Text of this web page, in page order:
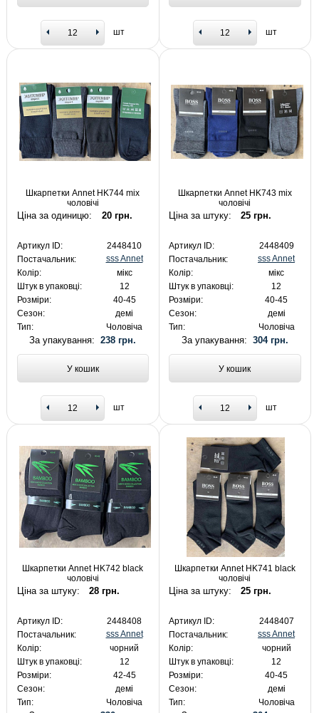
шт шт
Шкарпетки Annet HK744 mix
чоловічі
Ціна за одиницю: 20 грн.
Артикул ID:
2448410
Постачальник:
sss Annet
Колір:
мікс
Штук в упаковці:
12
Розміри:
40-45
Сезон:
демі
Тип:
Чоловіча
За упакування:238 грн.
У кошик
шт
Шкарпетки Annet HK743 mix
чоловічі
Ціна за штуку: 25 грн.
Артикул ID:
2448409
Постачальник:
sss Annet
Колір:
мікс
Штук в упаковці:
12
Розміри:
40-45
Сезон:
демі
Тип:
Чоловіча
За упакування: 304 грн.
У кошик
шт
Шкарпетки Annet HK742 black
чоловічі
Ціна за штуку: 28 грн.
Артикул ID:
2448408
Постачальник:
sss Annet
Колір:
чорний
Штук в упаковці:
12
Розміри:
42-45
Сезон:
демі
Тип:
Чоловіча
Шкарпетки Annet HK741 black
чоловічі
Ціна за штуку: 25 грн.
Артикул ID:
2448407
Постачальник:
sss Annet
Колір:
чорний
Штук в упаковці:
12
Розміри:
40-45
Сезон:
демі
Тип:
Чоловіча